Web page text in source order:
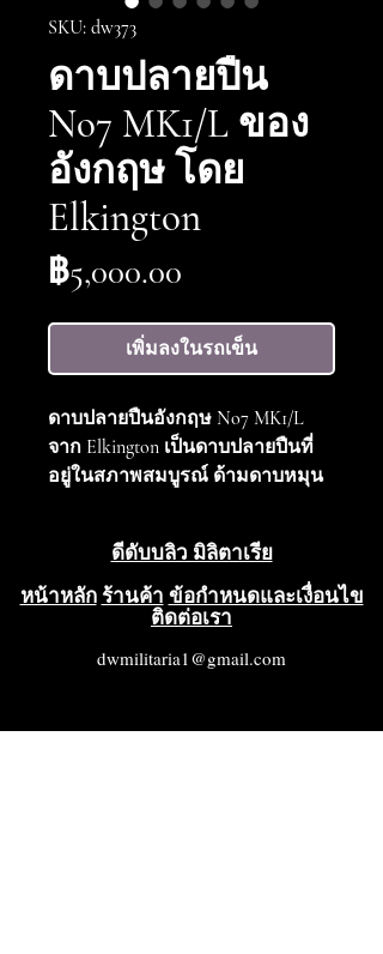
SKU: dw373
ดาบปลายปืน
No7 MK1/L ของ
อังกฤษ โดย
Elkington
฿5,000.00
เพิ่มลงในรถเข็น
ดาบปลายปืนอังกฤษ No7 MK1/L
จาก Elkington เป็นดาบปลายปืนที่
อยู่ในสภาพสมบูรณ์ ด้ามดาบหมุน
ของใบมีดมีเครื่องหมายลูกศรกว้าง
และ M/78 สำหรับ Elkington และอีก
ด้านหนึ่งมีเครื่องหมาย NO 7 MK
I/L (L หมายถึง Land Pattern)
ดาบหมุนได้มีเครื่องหมายลูกศร
ดีดับบลิว มิลิตาเรีย
หน้าหลัก ร้านค้า ข้อกำหนดและเงื่อนไข
ติดต่อเรา
dwmilitaria1@gmail.com